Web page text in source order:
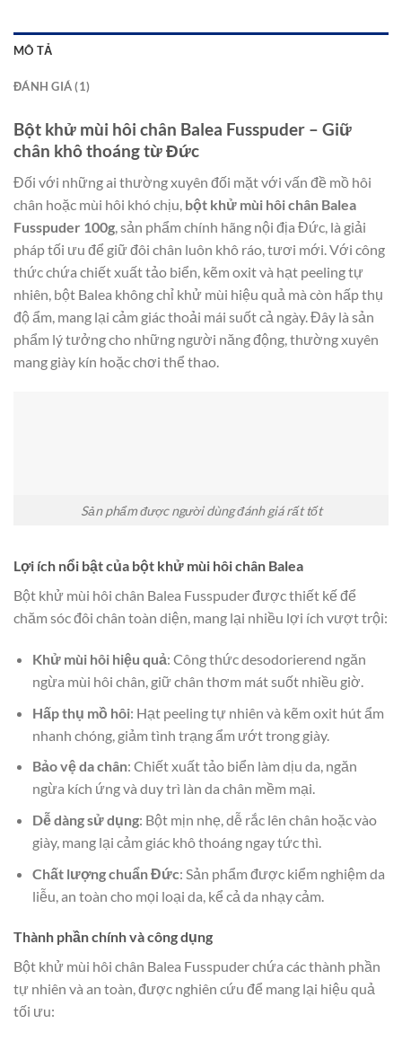
MÔ TẢ
ĐÁNH GIÁ (1)
Bột khử mùi hôi chân Balea Fusspuder – Giữ
chân khô thoáng từ Đức
Đối với những ai thường xuyên đối mặt với vấn đề mồ hôi
chân hoặc mùi hôi khó chịu, bột khử mùi hôi chân Balea
Fusspuder 100g, sản phẩm chính hãng nội địa Đức, là giải
pháp tối ưu để giữ đôi chân luôn khô ráo, tươi mới. Với công
thức chứa chiết xuất tảo biển, kẽm oxit và hạt peeling tự
nhiên, bột Balea không chỉ khử mùi hiệu quả mà còn hấp thụ
độ ẩm, mang lại cảm giác thoải mái suốt cả ngày. Đây là sản
phẩm lý tưởng cho những người năng động, thường xuyên
mang giày kín hoặc chơi thể thao.
Sản phẩm được người dùng đánh giá rất tốt
Lợi ích nổi bật của bột khử mùi hôi chân Balea
Bột khử mùi hôi chân Balea Fusspuder được thiết kế để
chăm sóc đôi chân toàn diện, mang lại nhiều lợi ích vượt trội:
Khử mùi hôi hiệu quả: Công thức desodorierend ngăn
ngừa mùi hôi chân, giữ chân thơm mát suốt nhiều giờ.
Hấp thụ mồ hôi: Hạt peeling tự nhiên và kẽm oxit hút ẩm
nhanh chóng, giảm tình trạng ẩm ướt trong giày.
Bảo vệ da chân: Chiết xuất tảo biển làm dịu da, ngăn
ngừa kích ứng và duy trì làn da chân mềm mại.
Dễ dàng sử dụng: Bột mịn nhẹ, dễ rắc lên chân hoặc vào
giày, mang lại cảm giác khô thoáng ngay tức thì.
Chất lượng chuẩn Đức: Sản phẩm được kiểm nghiệm da
liễu, an toàn cho mọi loại da, kể cả da nhạy cảm.
Thành phần chính và công dụng
Bột khử mùi hôi chân Balea Fusspuder chứa các thành phần
tự nhiên và an toàn, được nghiên cứu để mang lại hiệu quả
tối ưu: